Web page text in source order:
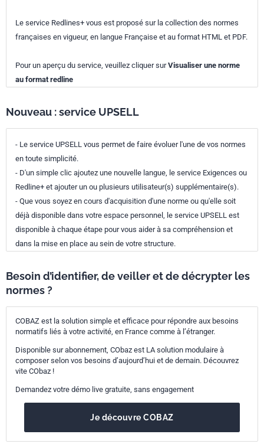
Le service Redlines+ vous est proposé sur la collection des normes
françaises en vigueur, en langue Française et au format HTML et PDF.
Pour un aperçu du service, veuillez cliquer surVisualiser une norme
au format redline
Nouveau : service UPSELL
- Le service UPSELL vous permet de faire évoluer l'une de vos normes
en toute simplicité.
- D'un simple clic ajoutez une nouvelle langue, le service Exigences ou
Redline+ et ajouter un ou plusieurs utilisateur(s) supplémentaire(s).
- Que vous soyez en cours d'acquisition d'une norme ou qu'elle soit
déjà disponible dans votre espace personnel, le service UPSELL est
disponible à chaque étape pour vous aider à sa compréhension et
dans la mise en place au sein de votre structure.
Besoin d’identifier, de veiller et de décrypter les
normes ?
COBAZ est la solution simple et efficace pour répondre aux besoins
normatifs liés à votre activité, en France comme à l’étranger.
Disponible sur abonnement, CObaz est LA solution modulaire à
composer selon vos besoins d’aujourd’hui et de demain. Découvrez
vite CObaz !
Demandez votre démo live gratuite, sans engagement
Je découvre COBAZ